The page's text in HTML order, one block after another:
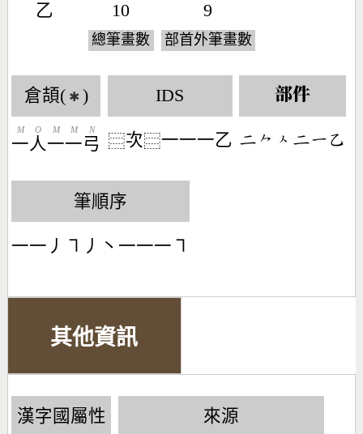
乙 10
總筆畫數
9
部首外筆畫數
倉頡( ✱ )
一
M
人
O
一
M
一
M
弓
N
IDS
⿳次⿳一一一乙
部件
󶀒󶀽󶀮󶀒󶀀󶀇
筆順序
一一丿㇕丿丶一一一㇕
其他資訊
漢字國屬性 來源